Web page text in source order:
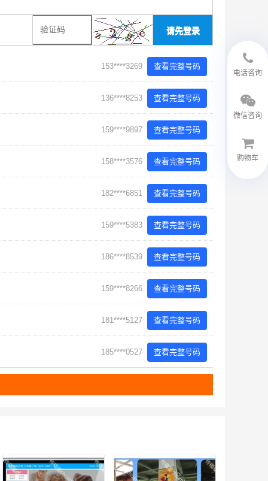
请先登录
153****3269 查看完整号码
136****8253 查看完整号码
159****9897 查看完整号码
158****3576 查看完整号码
182****6851 查看完整号码
159****5383 查看完整号码
186****8539 查看完整号码
159****8266 查看完整号码
181****5127 查看完整号码
185****0527 查看完整号码
电话咨询
18594048543
微信咨询
微信客服
购物车